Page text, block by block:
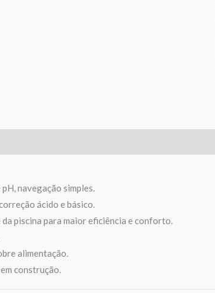
navegação simples.
ácido e básico.
piscina para maior eficiência e conforto.
alimentação.
construção.